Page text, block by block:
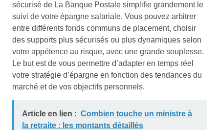
sécurisé de La Banque Postale simplifie grandement le
suivi de votre épargne salariale. Vous pouvez arbitrer
entre différents fonds communs de placement, choisir
des supports plus sécurisés ou plus dynamiques selon
votre appétence au risque, avec une grande souplesse.
Le but est de vous permettre d’adapter en temps réel
votre stratégie d’épargne en fonction des tendances du
marché et de vos objectifs personnels.
Article en lien : Combien touche un ministre à
la retraite : les montants détaillés